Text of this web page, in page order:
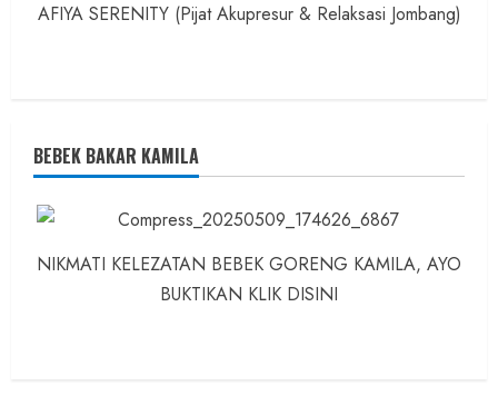
AFIYA SERENITY (Pijat Akupresur & Relaksasi Jombang)
BEBEK BAKAR KAMILA
NIKMATI KELEZATAN BEBEK GORENG KAMILA, AYO
BUKTIKAN KLIK DISINI